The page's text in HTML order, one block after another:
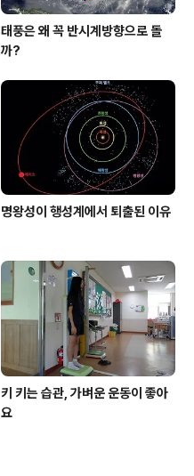
태풍은 왜 꼭 반시계방향으로 돌
까?
명왕성이 행성계에서 퇴출된 이유
키 키는 습관, 가벼운 운동이 좋아
요